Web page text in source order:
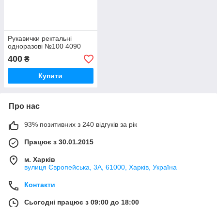
Рукавички ректальні
одноразові №100 4090
400 ₴
Купити
Про нас
93% позитивних з 240 відгуків за рік
Працює з 30.01.2015
м. Харків
вулиця Європейська, 3А, 61000, Харків, Україна
Контакти
Сьогодні працює з 09:00 до 18:00